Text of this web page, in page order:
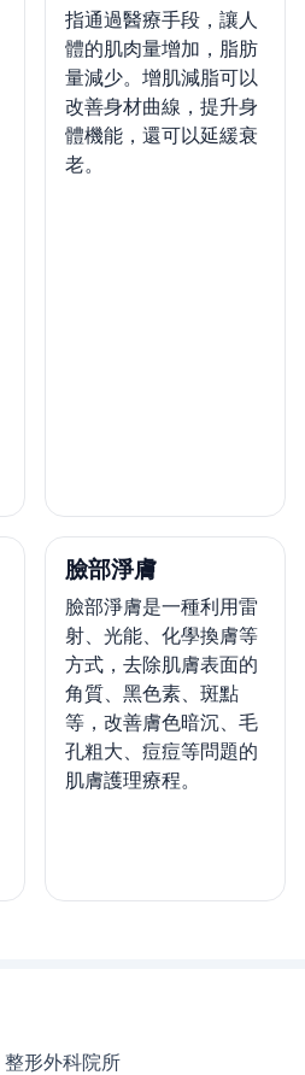
指通過醫療手段，讓人
體的肌肉量增加，脂肪
量減少。增肌減脂可以
改善身材曲線，提升身
體機能，還可以延緩衰
老。
臉部淨膚
臉部淨膚是一種利用雷
射、光能、化學換膚等
方式，去除肌膚表面的
角質、黑色素、斑點
等，改善膚色暗沉、毛
孔粗大、痘痘等問題的
肌膚護理療程。
整形外科院所